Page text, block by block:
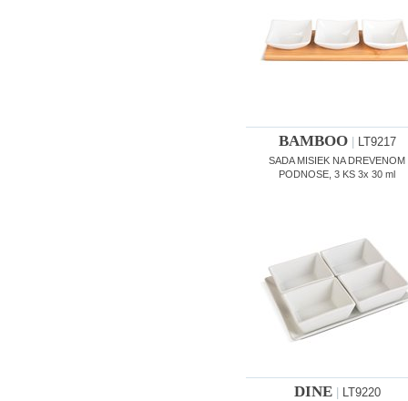
BAMBOO| LT9217
SADA MISIEK NA DREVENOM
PODNOSE, 3 KS 3x 30 ml
DINE| LT9220